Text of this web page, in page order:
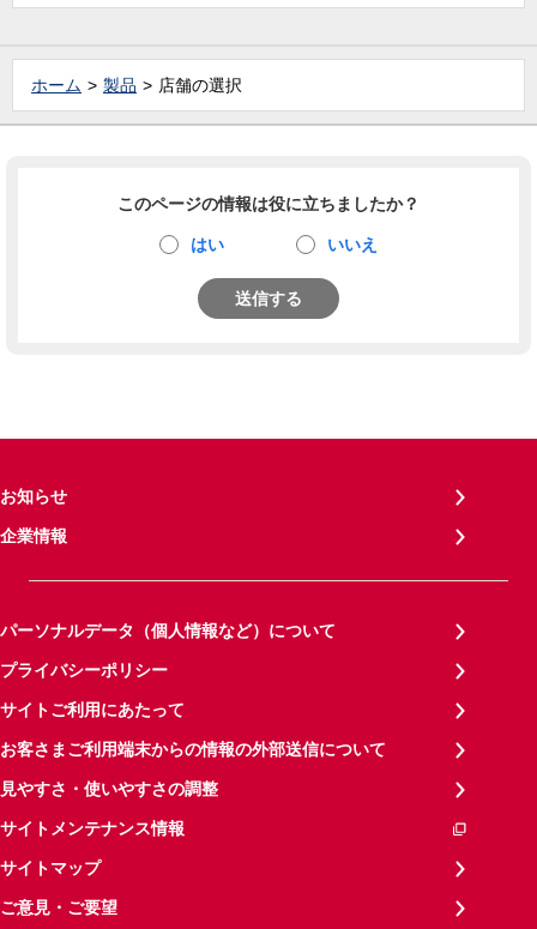
ホーム 製品 店舗の選択
このページの情報は役に立ちましたか？
はい いいえ
送信する
お知らせ
企業情報
パーソナルデータ（個人情報など）について
プライバシーポリシー
サイトご利用にあたって
お客さまご利用端末からの情報の外部送信について
見やすさ・使いやすさの調整
サイトメンテナンス情報
サイトマップ
ご意見・ご要望